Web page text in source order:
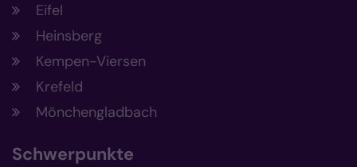
Eifel
Heinsberg
Kempen-Viersen
Krefeld
Mönchengladbach
Schwerpunkte